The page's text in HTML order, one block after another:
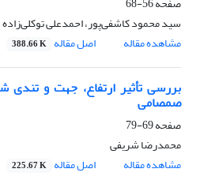
سید محمود کاشفی‌پور، احمدعلی توکلی‌زاده
مشاهده مقاله
اصل مقاله 388.66 K
بررسی تأثیر ارتفاع، جهت و
صمصامی
صفحه69-79
محمدرضا شریفی
مشاهده مقاله
اصل مقاله 225.67 K